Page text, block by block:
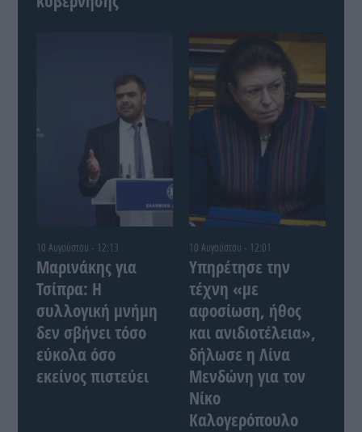
10 Αυγούστου - 12:13
Μαρινάκης για
Τσίπρα: Η
συλλογική μνήμη
δεν σβήνει τόσο
εύκολα όσο
εκείνος πιστεύει
10 Αυγούστου - 12:01
Υπηρέτησε την
τέχνη «με
αφοσίωση, ήθος
και ανιδιοτέλεια»,
δήλωσε η Λίνα
Μενδώνη για τον
Νίκο
Καλογερόπουλο